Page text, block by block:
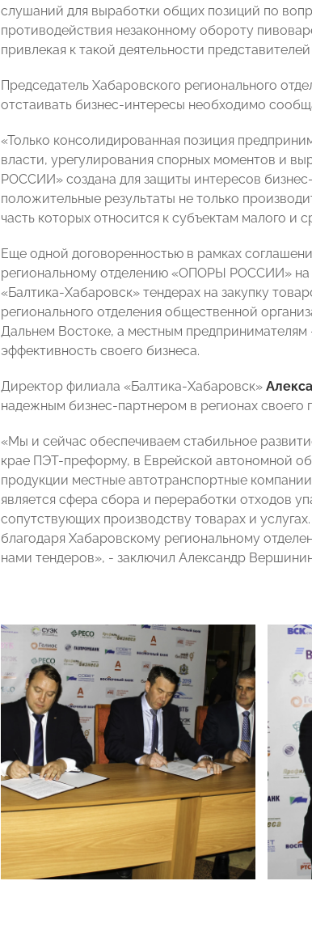
слушаний для выработки общих позиций по
противодействия незаконному обороту
привлекая к такой деятельности
Председатель Хабаровского регионального
отстаивать бизнес-интересы необходимо
«Только консолидированная позиция
власти, урегулирования спорных моментов и
РОССИИ» создана для защиты интересов
положительные результаты не только
часть которых относится к субъектам малого и
Еще одной договоренностью в рамках
региональному отделению «ОПОРЫ РОССИИ»
«Балтика-Хабаровск» тендерах на закупку
регионального отделения общественной
Дальнем Востоке, а местным
эффективность своего бизнеса.
Директор филиала «Балтика-Хабаровск»
надежным бизнес-партнером в регионах своего
«Мы и сейчас обеспечиваем стабильное
крае ПЭТ-преформу, в Еврейской автономной
продукции местные автотранспортные
является сфера сбора и переработки отходов
сопутствующих производству товарах и
благодаря Хабаровскому региональному
нами тендеров», - заключил Александр